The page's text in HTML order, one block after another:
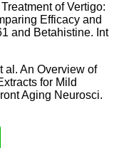
of Vertigo:
Efficacy and
and Betahistine. Int
al. An Overview of
for Mild
Aging Neurosci.